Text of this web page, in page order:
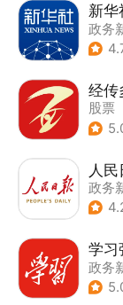
新华
政务
经传
股票
人
政务
学习
政务